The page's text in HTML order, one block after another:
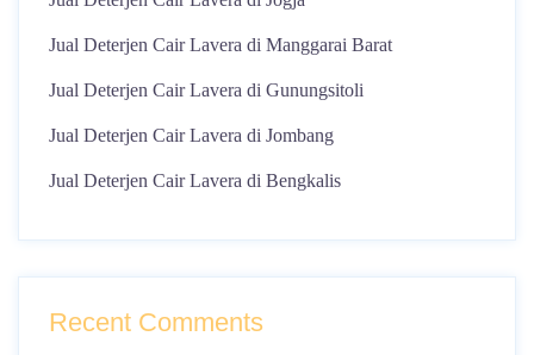
Jual Deterjen Cair Lavera di Manggarai Barat
Jual Deterjen Cair Lavera di Gunungsitoli
Jual Deterjen Cair Lavera di Jombang
Jual Deterjen Cair Lavera di Bengkalis
Recent Comments